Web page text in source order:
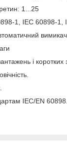
1...25
1, IEC 60898-1,
вимикач
і коротких
IEC/EN 60898.